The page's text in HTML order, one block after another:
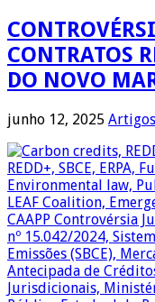
CONTRATOS
DO NOVO
junho 12, 2025